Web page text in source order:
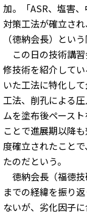
加。「ASR、塩害
対策工法が確立され
（徳納会長）とい
この日の技術講習
修技術を紹介して
いた工法に特化し
工法、削孔による
ムを塗布後ペース
ことで進展期以降
度確立されたこと
たのだという。
徳納会長（福徳技
までの経緯を振り
ないが、劣化因子